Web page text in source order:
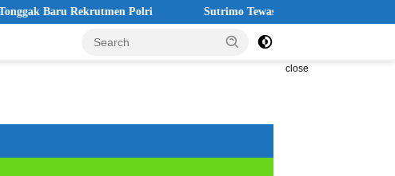
Polri Sutrimo Tewas Misterius, Koalisi: Jangan Ada yang
close